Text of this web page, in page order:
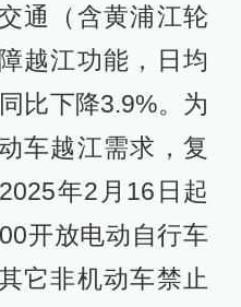
通（含黄浦江轮
越江功能，日均
比下降3.9%。为
车越江需求，复
年2月16日起
开放电动自行车
它非机动车禁止